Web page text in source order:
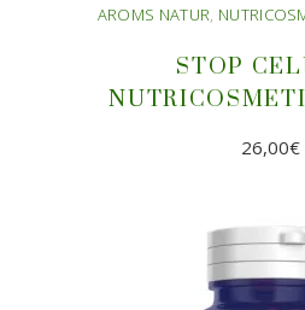
AROMS NATUR,
STOP
26,00€
AÑADIR AL